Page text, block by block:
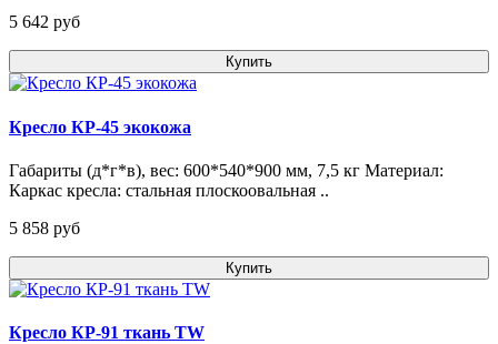
5 642 pуб
Купить
Кресло КР-45 экокожа
Габариты (д*г*в), вес: 600*540*900 мм, 7,5 кг Материал:
Каркас кресла: стальная плоскоовальная ..
5 858 pуб
Купить
Кресло КР-91 ткань TW